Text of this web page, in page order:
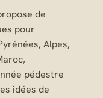
de
pour
Alpes,
pédestre
idées de